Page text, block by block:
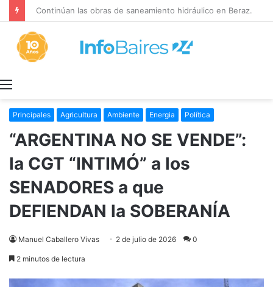
Continúan las obras de saneamiento hidráulico en Berazategui
Principales Agricultura Ambiente Energia Política
“ARGENTINA NO SE VENDE”:
la CGT “INTIMÓ” a los
SENADORES a que
DEFIENDAN la SOBERANÍA
Manuel Caballero Vivas 2 de julio de 2026 0
2 minutos de lectura